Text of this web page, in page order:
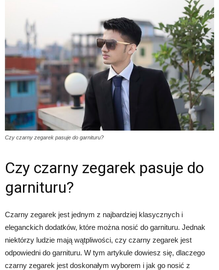
Czy czarny zegarek pasuje do garnituru?
Czy czarny zegarek pasuje do
garnituru?
Czarny zegarek jest jednym z najbardziej klasycznych i
eleganckich dodatków, które można nosić do garnituru. Jednak
niektórzy ludzie mają wątpliwości, czy czarny zegarek jest
odpowiedni do garnituru. W tym artykule dowiesz się, dlaczego
czarny zegarek jest doskonałym wyborem i jak go nosić z